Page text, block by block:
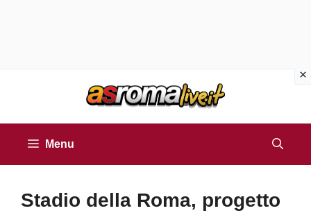
Menu
Stadio della Roma, progetto